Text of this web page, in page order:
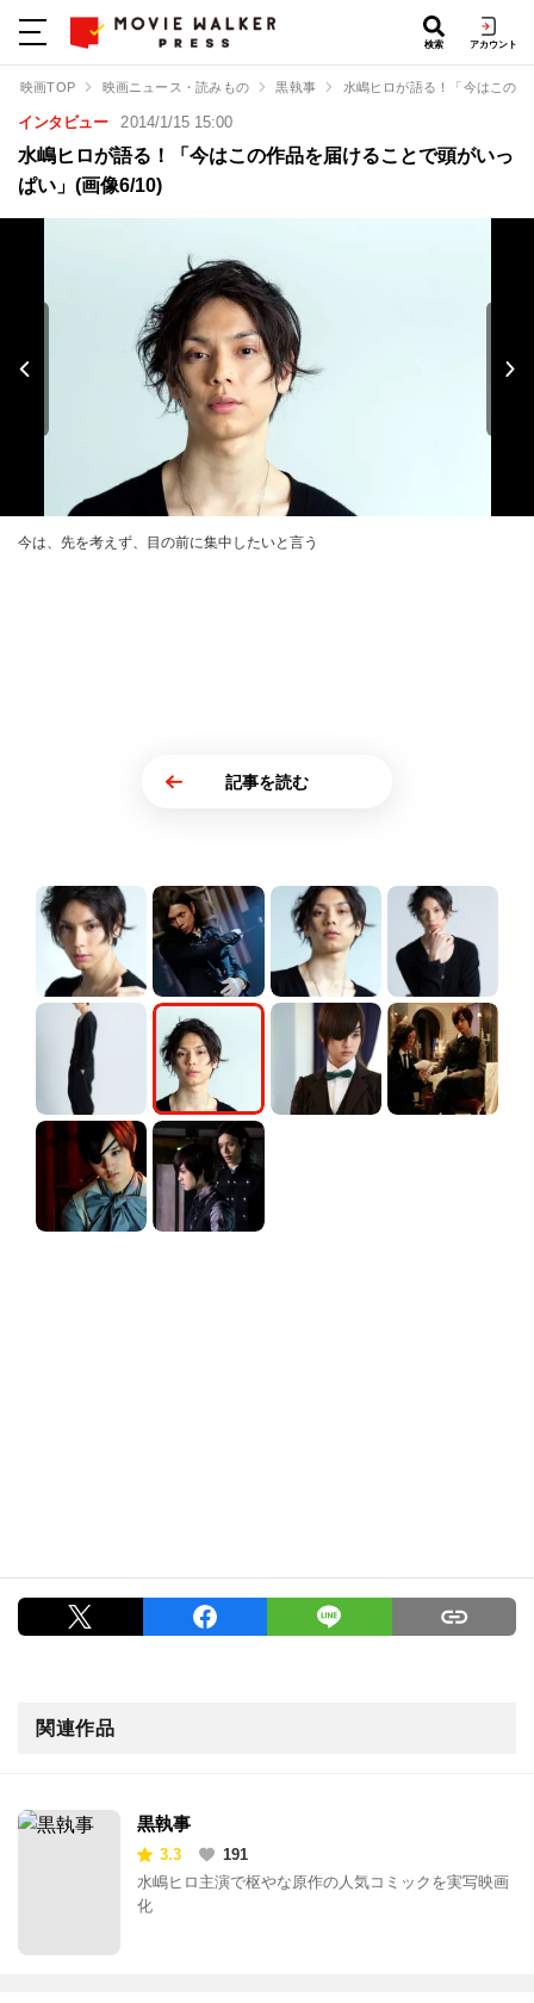
検索 アカウント
映画TOP 映画ニュース・読みもの 黒執事 水嶋ヒロが語る！「今はこの
インタビュー 2014/1/15 15:00
水嶋ヒロが語る！「今はこの作品を届けることで頭がいっ
ぱい」(画像6/10)
今は、先を考えず、目の前に集中したいと言う
記事を読む
関連作品
黒執事
3.3
191
水嶋ヒロ主演で枢やな原作の人気コミックを実写映画
化